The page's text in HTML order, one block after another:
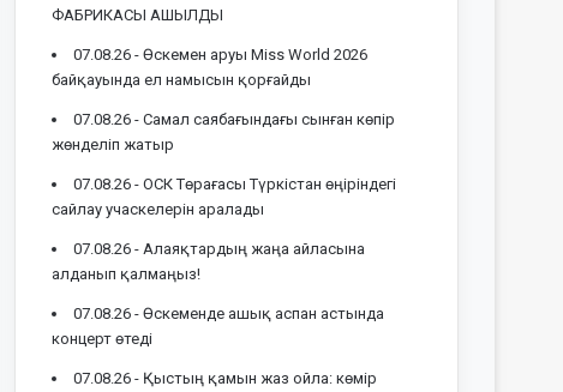
ФАБРИКАСЫ АШЫЛДЫ
07.08.26 -Өскемен аруы Miss World 2026
байқауында ел намысын қорғайды
07.08.26 -Самал саябағындағы сынған көпір
жөнделіп жатыр
07.08.26 -ОСК Төрағасы Түркістан өңіріндегі
сайлау учаскелерін аралады
07.08.26 - Алаяқтардың жаңа айласына
алданып қалмаңыз!
07.08.26 -Өскеменде ашық аспан астында
концерт өтеді
07.08.26 - Қыстың қамын жаз ойла: көмір